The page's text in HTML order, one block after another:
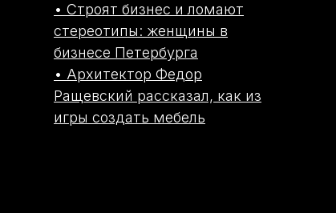
• Строят бизнес и ломают
стереотипы: женщины в
бизнесе Петербурга
• Архитектор Федор
Ращевский рассказал, как из
игры создать мебель